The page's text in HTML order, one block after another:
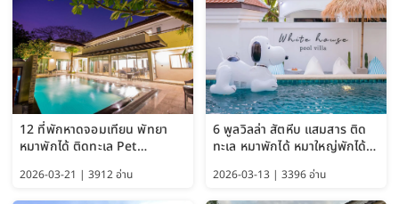
12 ที่พักหาดจอมเทียน พัทยา
หมาพักได้ ติดทะเล Pet
พักได้ อัปเดต 2569
2026-03-21 | 3912 อ่าน
6 พูลวิลล่า สัตหีบ แสมสาร ติด
ทะเล หมาพักได้ หมาใหญ่พักได้
2026-03-13 | 3396 อ่าน